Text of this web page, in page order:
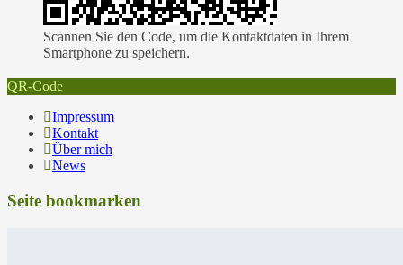
Scannen Sie den Code, um die Kontaktdaten in Ihrem
Smartphone zu speichern.
QR-Code
Impressum
Kontakt
Über mich
News
Seite bookmarken